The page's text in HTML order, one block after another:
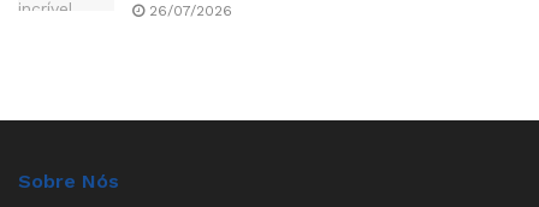
26/07/2026
Sobre Nós